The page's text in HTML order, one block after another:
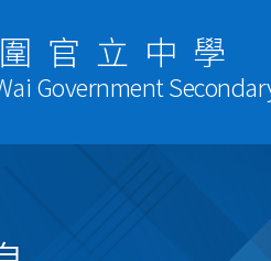
官立中學
Government